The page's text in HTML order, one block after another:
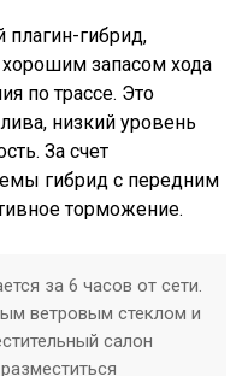
плагин-гибрид,
запасом хода
по трассе. Это
низкий уровень
За счет
гибрид с передним
торможение.
за 6 часов от сети.
ветровым стеклом и
салон